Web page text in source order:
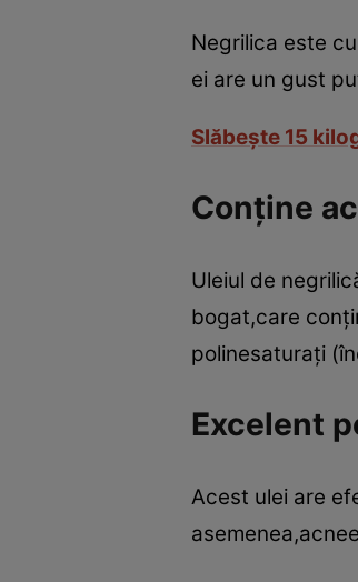
Negrilica este
ei are un gust
Slăbeşte 15
Conţine
Uleiul de
bogat,care
polinesaturaţi
Excelent
Acest ulei are